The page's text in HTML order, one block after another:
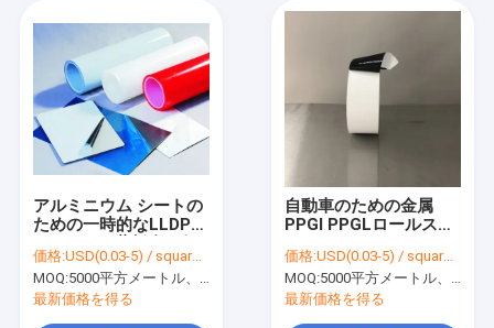
アルミニウム シートの
ための一時的なLLDPE
護フィルム
価格:USD(0.03-5) / square meter
MOQ:5000平方メートル、印刷を用いる10000平方メートル
最新価格を得る
自動車のための金属
PPGI PPGLロールスロ
70mic 500mの保護プ
ラスチック フィルム
価格:USD(0.03-5) / square meter
MOQ:5000平方メートル、印刷を用いる10000平方メートル
最新価格を得る